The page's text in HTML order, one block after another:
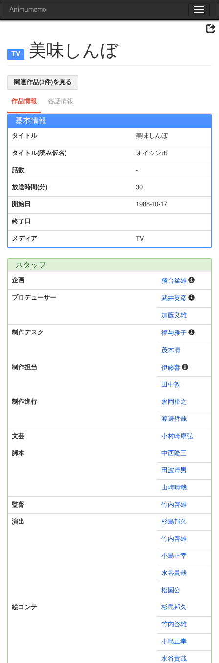
Toggle
Animumemo
美味しんぼ
関連作品(3件)を見る
作品情報 各話情報
基本情報
タイトル 美味しんぼ
タイトル(読み仮名) オイシンボ
話数 -
放送時間(分) 30
開始日 1988-10-17
終了日
メディア TV
スタッフ
企画 務台猛雄
プロデューサー 武井英彦
加藤良雄
制作デスク 福与雅子
茂木清
制作担当 伊藤響
田中敦
制作進行 倉岡裕之
渡邊哲哉
文芸 小村崎康弘
脚本 中西隆三
田波靖男
山崎晴哉
監督 竹内啓雄
演出 杉島邦久
竹内啓雄
小島正幸
水谷貴哉
松園公
絵コンテ 杉島邦久
竹内啓雄
小島正幸
水谷貴哉